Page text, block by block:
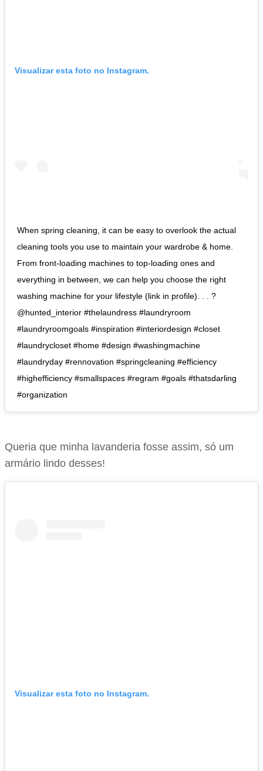
Visualizar esta foto no Instagram.
When spring cleaning, it can be easy to overlook the actual
cleaning tools you use to maintain your wardrobe & home.
From front-loading machines to top-loading ones and
everything in between, we can help you choose the right
washing machine for your lifestyle (link in profile). . . ?
@hunted_interior #thelaundress #laundryroom
#laundryroomgoals #inspiration #interiordesign #closet
#laundrycloset #home #design #washingmachine
#laundryday #rennovation #springcleaning #efficiency
#highefficiency #smallspaces #regram #goals #thatsdarling
#organization
Queria que minha lavanderia fosse assim, só um
armário lindo desses!
Visualizar esta foto no Instagram.